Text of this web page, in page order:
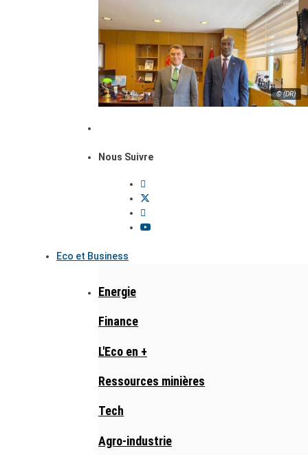
© (DR)
Nous Suivre
Eco et Business
Energie
Finance
L'Eco en +
Ressources minières
Tech
Agro-industrie